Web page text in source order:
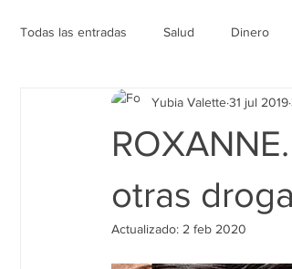
Todas las entradas Salud Dinero
Depresión Síndrome Decisión
otras
Yubia Valette31 jul 2019
Actualizado: 2 feb 2020